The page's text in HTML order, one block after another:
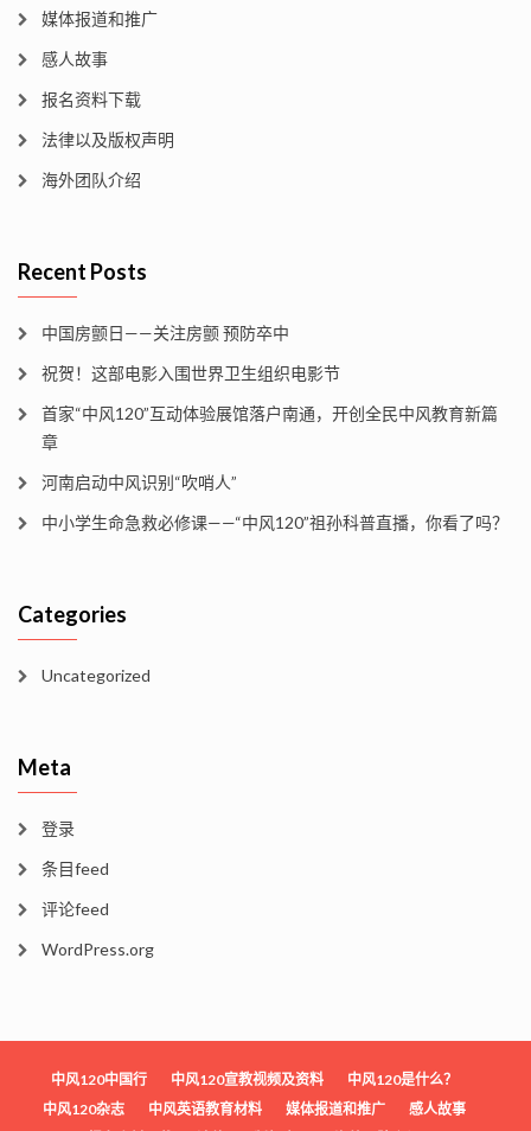
媒体报道和推广
感人故事
报名资料下载
法律以及版权声明
海外团队介绍
Recent Posts
中国房颤日——关注房颤 预防卒中
祝贺！这部电影入围世界卫生组织电影节
首家“中风120”互动体验展馆落户南通，开创全民中风教育新篇
章
河南启动中风识别“吹哨人”
中小学生命急救必修课——“中风120”祖孙科普直播，你看了吗？
Categories
Uncategorized
Meta
登录
条目feed
评论feed
WordPress.org
中风120中国行 中风120宣教视频及资料
中风120是什么？
中风120杂志
中风英语教育材料 媒体报道和推广
感人故事